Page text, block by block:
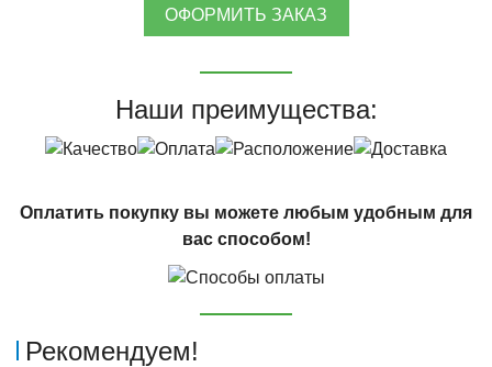
ОФОРМИТЬ ЗАКАЗ
Наши преимущества:
Оплатить покупку вы можете любым удобным для
вас способом!
Рекомендуем!